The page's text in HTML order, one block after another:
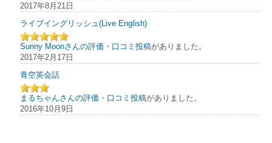
2017年8月21日
ライブイングリッシュ(Live English)
Sunny Moonさんの評価・口コミ投稿がありました。
2017年2月17日
青空英会話
まるちゃんさんの評価・口コミ投稿がありました。
2016年10月9日